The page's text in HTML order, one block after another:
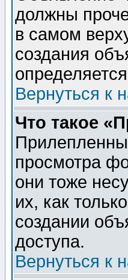
должны
в самом
создания
Вернуться к
Что такое
просмотра
они тоже
их, как
создании
доступа.
Вернуться к